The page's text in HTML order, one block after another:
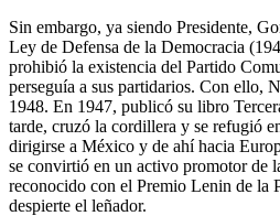
Sin embargo, ya siendo Presidente,
Ley de Defensa de la Democracia
prohibió la existencia del Partido
perseguía a sus partidarios. Con ello,
1948. En 1947, publicó su libro
tarde, cruzó la cordillera y se refugió
dirigirse a México y de ahí hacia
se convirtió en un activo promotor de
reconocido con el Premio Lenin de la
despierte el leñador.